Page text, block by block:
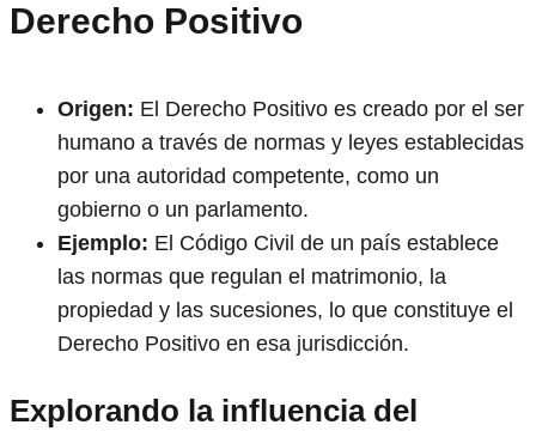
Derecho Positivo
Origen: El Derecho Positivo es creado por el ser
humano a través de normas y leyes establecidas
por una autoridad competente, como un
gobierno o un parlamento.
Ejemplo: El Código Civil de un país establece
las normas que regulan el matrimonio, la
propiedad y las sucesiones, lo que constituye el
Derecho Positivo en esa jurisdicción.
Explorando la influencia del